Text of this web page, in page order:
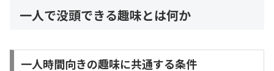
一人で没頭できる趣味とは何か
一人時間向きの趣味に共通する条件